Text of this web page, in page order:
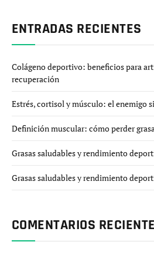
ENTRADAS RECIENTES
Colágeno deportivo: beneficios para
recuperación
Estrés, cortisol y músculo: el enemigo
Definición muscular: cómo perder
Grasas saludables y rendimiento
Grasas saludables y rendimiento
COMENTARIOS